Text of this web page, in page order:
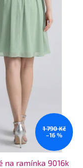
1 790 Kč
–16 %
na ramínka 9016k